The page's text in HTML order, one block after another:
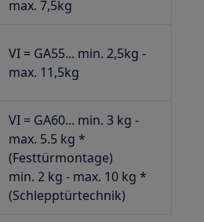
max. 7,5kg
VI = GA55... min. 2,5kg -
max. 11,5kg
VI = GA60... min. 3 kg -
max. 5.5 kg *
(Festtürmontage)
min. 2 kg - max. 10 kg *
(Schlepptürtechnik)